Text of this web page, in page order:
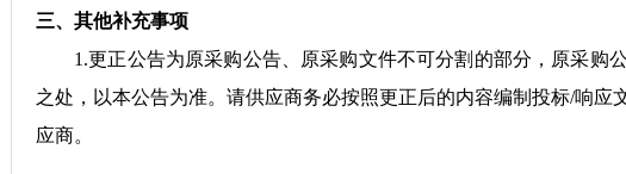
三、其他补充事项
1.更正公告为原采购公告、原采购文件不可分割的部分，原采购
之处，以本公告为准。请供应商务必按照更正后的内容编制投标/响应
应商。